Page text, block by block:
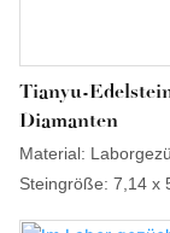
Tianyu-
Diamanten
Material:
Steingröße: 7,14 x